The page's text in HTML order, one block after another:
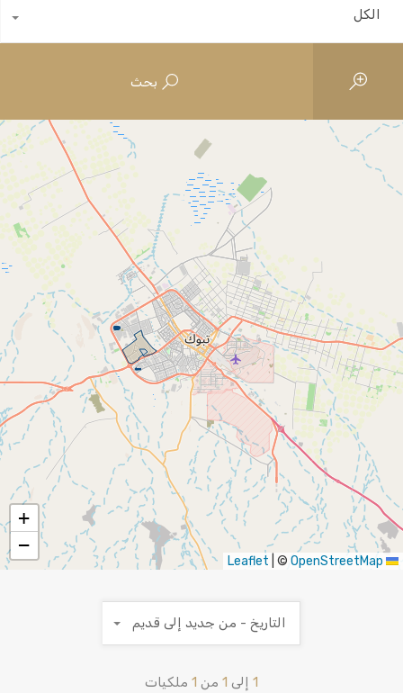
الكل
بحث
+
−
© OpenStreetMap
1 إلى 1 من 1 ملكيات
التاريخ - من جديد إلى قديم